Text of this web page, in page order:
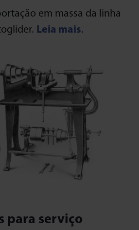
em massa da linha
Leia mais.
para serviço